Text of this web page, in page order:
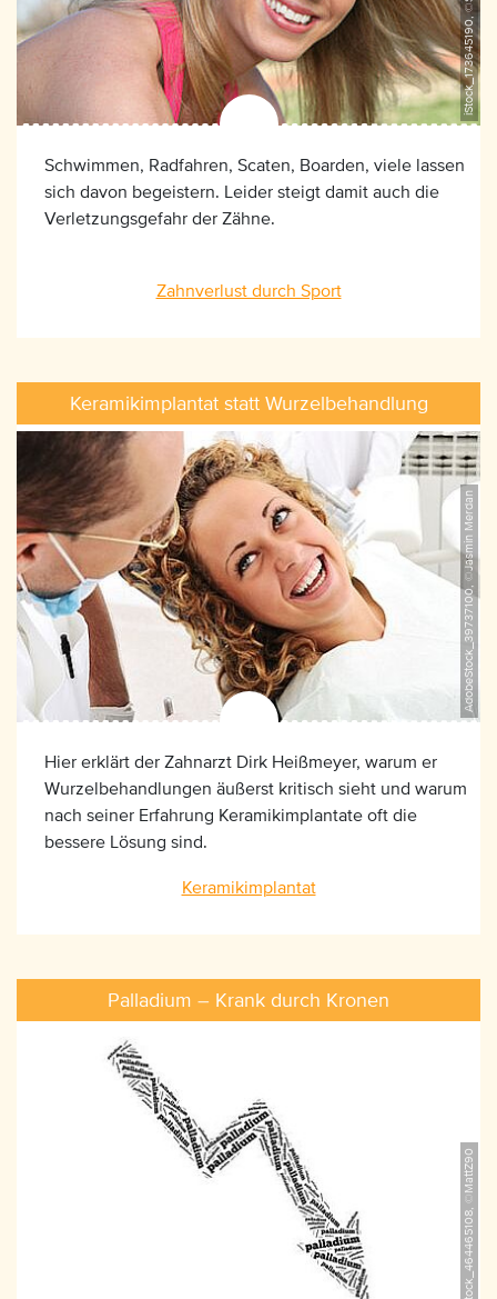
Schwimmen, Radfahren, Scaten, Boarden, viele lassen
sich davon begeistern. Leider steigt damit auch die
Verletzungsgefahr der Zähne.
Zahnverlust durch Sport
Keramikimplantat statt Wurzelbehandlung
AdobeStock_39737100, ©Jasmin Merdan
Hier erklärt der Zahnarzt Dirk Heißmeyer, warum er
Wurzelbehandlungen äußerst kritisch sieht und warum
nach seiner Erfahrung Keramikimplantate oft die
bessere Lösung sind.
Keramikimplantat
Palladium – Krank durch Kronen
iStock_464465108, ©MattZ90